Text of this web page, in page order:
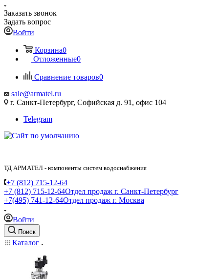
Заказать звонок
Задать вопрос
Войти
Корзина0
Отложенные0
Сравнение товаров0
sale@armatel.ru
г. Санкт-Петербург, Софийская д. 91, офис 104
Telegram
ТД АРМАТЕЛ - компоненты систем водоснабжения
+7 (812) 715-12-64
+7 (812) 715-12-64Отдел продаж г. Санкт-Петербург
+7(495) 741-12-64Отдел продаж г. Москва
Войти
Поиск
Каталог